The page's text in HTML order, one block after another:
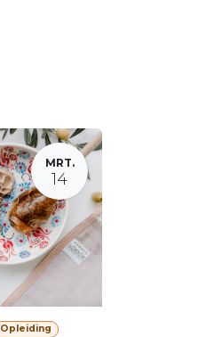
MRT.
14
Opleiding